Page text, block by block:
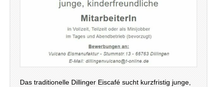
Das traditionelle Dillinger Eiscafé sucht kurzfristig junge,